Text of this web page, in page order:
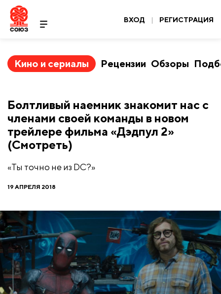
ВХОД | РЕГИСТРАЦИЯ
Кино и сериалы Рецензии Обзоры
Болтливый наемник знакомит нас с
членами своей команды в новом
трейлере фильма «Дэдпул 2»
(Смотреть)
«Ты точно не из DC?»
19 АПРЕЛЯ 2018